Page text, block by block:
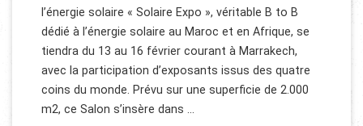
l’énergie solaire « Solaire Expo », véritable B to B
dédié à l’énergie solaire au Maroc et en Afrique, se
tiendra du 13 au 16 février courant à Marrakech,
avec la participation d’exposants issus des quatre
coins du monde. Prévu sur une superficie de 2.000
m2, ce Salon s’insère dans …